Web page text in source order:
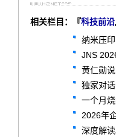
相关栏目：『科技前沿
纳米压
JNS
黄仁勋
独家对
一个月
2026年
深度解